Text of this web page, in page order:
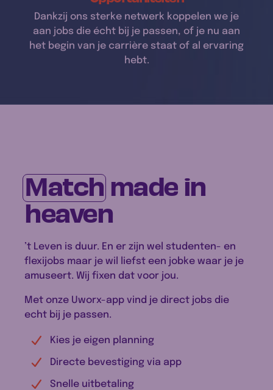
Dankzij ons sterke netwerk koppelen we je
aan jobs die écht bij je passen, of je nu aan
het begin van je carrière staat of al ervaring
hebt.
Matchmade in
heaven
’t Leven is duur. En er zijn wel studenten- en
flexijobs maar je wil liefst een jobke waar je je
amuseert. Wij fixen dat voor jou.
Met onze Uworx-app vind je direct jobs die
echt bij je passen.
Kies je eigen planning
Directe bevestiging via app
Snelle uitbetaling